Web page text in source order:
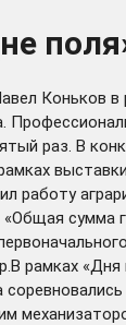
Коньков
раз. В
работу
сумма
рамках